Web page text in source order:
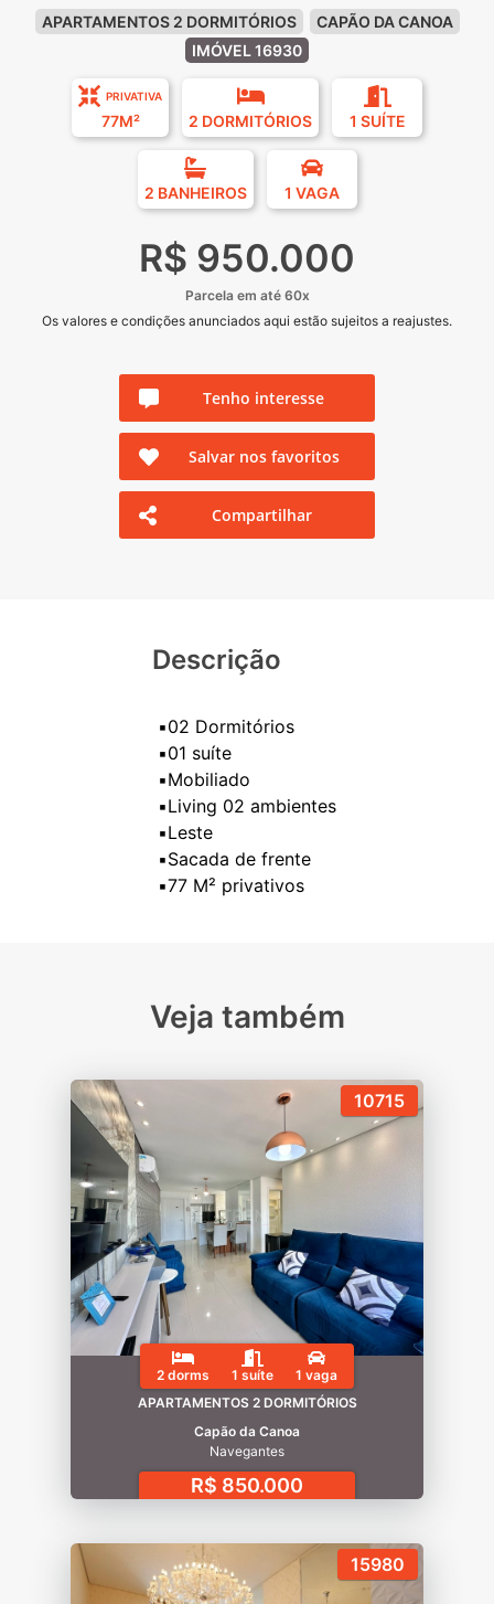
APARTAMENTOS 2 DORMITÓRIOS
CAPÃO DA CANOA
IMÓVEL 16930
PRIVATIVA
77M² 2 DORMITÓRIOS 1 SUÍTE
2 BANHEIROS 1 VAGA
R$ 950.000
Parcela em até 60x
Os valores e condições anunciados aqui estão sujeitos a reajustes.
Tenho interesse
Salvar nos favoritos
Compartilhar
Descrição
▪️02 Dormitórios
▪️01 suíte
▪️Mobiliado
▪️Living 02 ambientes
▪️Leste
▪️Sacada de frente
Veja também
10715
2 dorms 1 suíte
1 vaga
APARTAMENTOS 2 DORMITÓRIOS
Capão da Canoa
Navegantes
R$ 850.000
15980